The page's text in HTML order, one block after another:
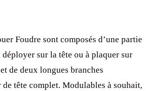
Foudre sont composés d’une partie
déployer sur la tête ou à plaquer sur
de deux longues branches
tête complet. Modulables à souhait,